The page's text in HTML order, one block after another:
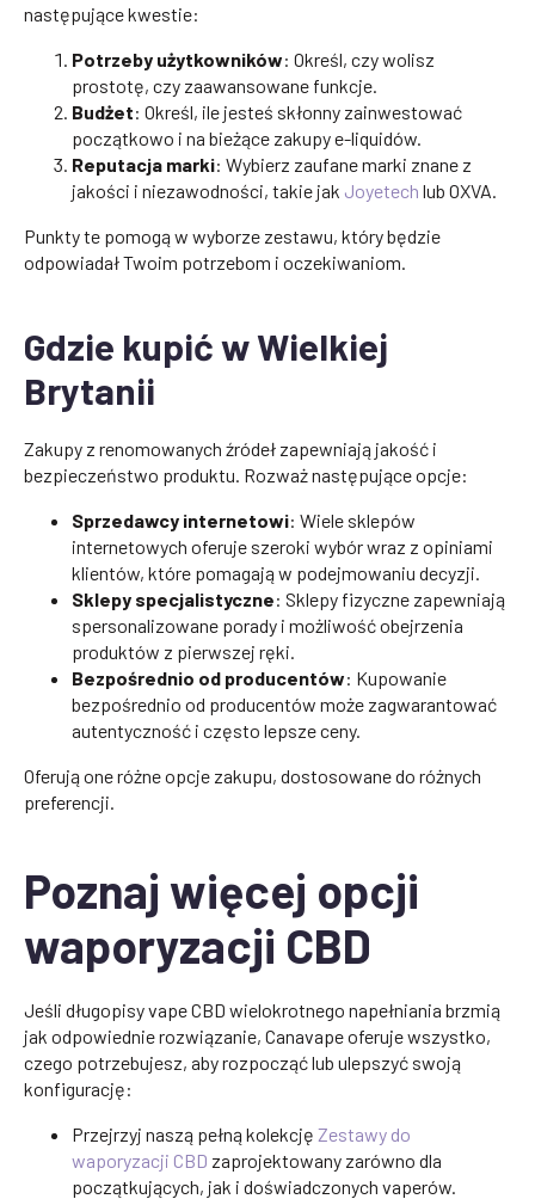
następujące kwestie:
Potrzeby użytkowników: Określ, czy wolisz
prostotę, czy zaawansowane funkcje.
Budżet: Określ, ile jesteś skłonny zainwestować
początkowo i na bieżące zakupy e-liquidów.
Reputacja marki: Wybierz zaufane marki znane z
jakości i niezawodności, takie jak Joyetech lub OXVA.
Punkty te pomogą w wyborze zestawu, który będzie
odpowiadał Twoim potrzebom i oczekiwaniom.
Gdzie kupić w Wielkiej
Brytanii
Zakupy z renomowanych źródeł zapewniają jakość i
bezpieczeństwo produktu. Rozważ następujące opcje:
Sprzedawcy internetowi: Wiele sklepów
internetowych oferuje szeroki wybór wraz z opiniami
klientów, które pomagają w podejmowaniu decyzji.
Sklepy specjalistyczne: Sklepy fizyczne zapewniają
spersonalizowane porady i możliwość obejrzenia
produktów z pierwszej ręki.
Bezpośrednio od producentów: Kupowanie
bezpośrednio od producentów może zagwarantować
autentyczność i często lepsze ceny.
Oferują one różne opcje zakupu, dostosowane do różnych
preferencji.
Poznaj więcej opcji
waporyzacji CBD
Jeśli długopisy vape CBD wielokrotnego napełniania brzmią
jak odpowiednie rozwiązanie, Canavape oferuje wszystko,
czego potrzebujesz, aby rozpocząć lub ulepszyć swoją
konfigurację:
Przejrzyj naszą pełną kolekcję Zestawy do
waporyzacji CBD zaprojektowany zarówno dla
początkujących, jak i doświadczonych vaperów.